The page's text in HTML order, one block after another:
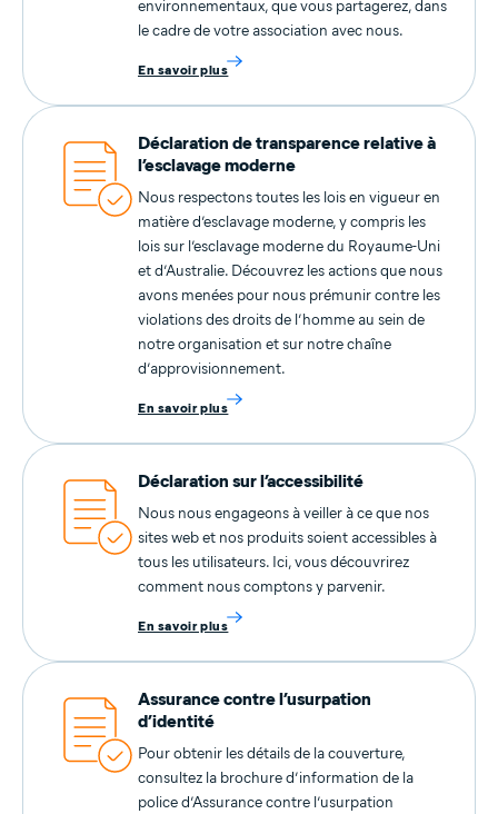
environnementaux, que vous partagerez, dans
le cadre de votre association avec nous.
En savoir plus
Déclaration de transparence relative à
l’esclavage moderne
Nous respectons toutes les lois en vigueur en
matière d’esclavage moderne, y compris les
lois sur l’esclavage moderne du Royaume-Uni
et d’Australie. Découvrez les actions que nous
avons menées pour nous prémunir contre les
violations des droits de l’homme au sein de
notre organisation et sur notre chaîne
d’approvisionnement.
En savoir plus
Déclaration sur l’accessibilité
Nous nous engageons à veiller à ce que nos
sites web et nos produits soient accessibles à
tous les utilisateurs. Ici, vous découvrirez
comment nous comptons y parvenir.
En savoir plus
Assurance contre l’usurpation
d’identité
Pour obtenir les détails de la couverture,
consultez la brochure d’information de la
police d’Assurance contre l’usurpation